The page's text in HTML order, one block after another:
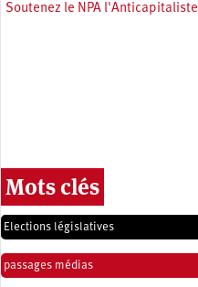
Soutenez le NPA l'Anticapitaliste
Mots clés
Elections législatives
passages médias